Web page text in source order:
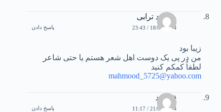
محمود ترابی
18/03/2004 / 23:43 پاسخ دادن
زیبا بود
من در پی یک دوست اهل شعر هستم یا حتی شاعر
لطفاُ کمکم کنيد
mahmood_5725@yahoo.com
فرشید
21/03/2004 / 11:17 پاسخ دادن